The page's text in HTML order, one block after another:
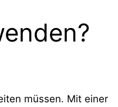
müssen. Mit einer